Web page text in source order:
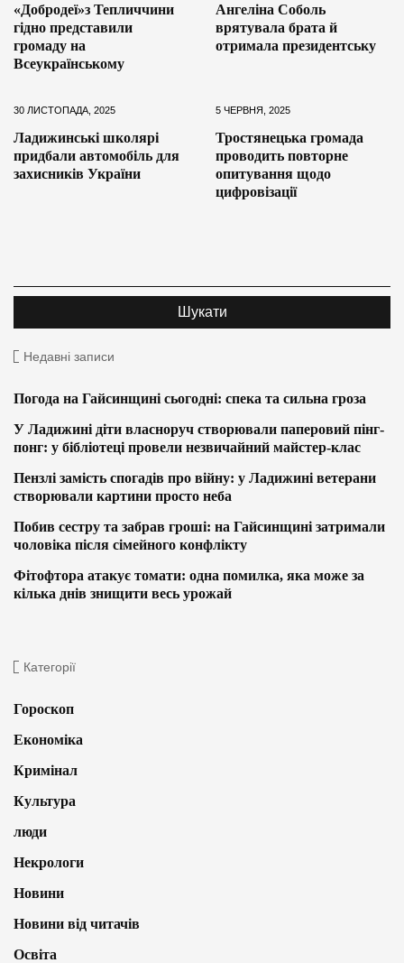
«Добродеї»з Тепличчини
гідно представили
громаду на
Всеукраїнському
Ангеліна Соболь
врятувала брата й
отримала президентську
30 ЛИСТОПАДА, 2025
Ладижинські школярі
придбали автомобіль для
захисників України
5 ЧЕРВНЯ, 2025
Тростянецька громада
проводить повторне
опитування щодо
цифровізації
Недавні записи
Погода на Гайсинщині сьогодні: спека та сильна гроза
У Ладижині діти власноруч створювали паперовий пінг-
понг: у бібліотеці провели незвичайний майстер-клас
Пензлі замість спогадів про війну: у Ладижині ветерани
створювали картини просто неба
Побив сестру та забрав гроші: на Гайсинщині затримали
чоловіка після сімейного конфлікту
Фітофтора атакує томати: одна помилка, яка може за
кілька днів знищити весь урожай
Категорії
Гороскоп
Економіка
Кримінал
Культура
люди
Некрологи
Новини
Новини від читачів
Освіта